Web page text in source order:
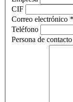
CIF
Correo electrónico *
Teléfono
Persona de contacto